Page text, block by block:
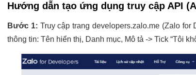
Hướng dẫn tạo ứng dụng truy cập API
Bước 1: Truy cập trang developers.zalo.me (Zalo
thông tin: Tên hiển thị, Danh mục, Mô tả -> Tick “Tôi